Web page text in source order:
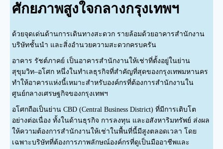
ศักยภาพสูงใจกลางกรุงเทพฯ
ด้วยจุดเด่นด้านการเดินทางสะดวก รายล้อมด้วยอาคารสำนักงาน
บริษัทชั้นนำ และสิ่งอำนวยความสะดวกครบครัน
อาคาร รัชต์ภาคย์ เป็นอาคารสำนักงานให้เช่าที่ตั้งอยู่ในย่าน
สุขุมวิท–อโศก หนึ่งในทำเลธุรกิจที่สำคัญที่สุดของกรุงเทพมหานคร
ทำให้อาคารแห่งนี้เหมาะสำหรับองค์กรที่ต้องการสำนักงานใน
ศูนย์กลางเศรษฐกิจของกรุงเทพฯ
อโศกถือเป็นย่าน CBD (Central Business District) ที่มีการเติบโต
อย่างต่อเนื่อง ทั้งในด้านธุรกิจ การลงทุน และอสังหาริมทรัพย์ ส่งผล
ให้ความต้องการสำนักงานให้เช่าในพื้นที่นี้มีสูงตลอดเวลา โดย
เฉพาะบริษัทที่ต้องการภาพลักษณ์องค์กรที่ดูเป็นมืออาชีพและ